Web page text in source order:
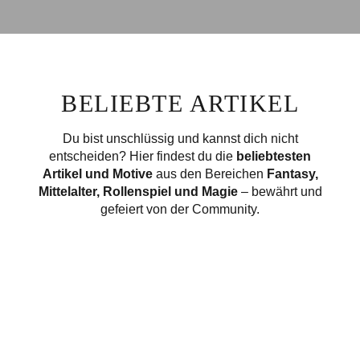
BELIEBTE ARTIKEL
Du bist unschlüssig und kannst dich nicht
entscheiden? Hier findest du die beliebtesten
Artikel und Motiveaus den Bereichen Fantasy,
Mittelalter, Rollenspiel und Magie– bewährt und
gefeiert von der Community.